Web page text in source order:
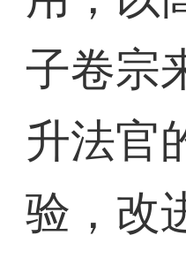
子卷宗
升法官
验，改